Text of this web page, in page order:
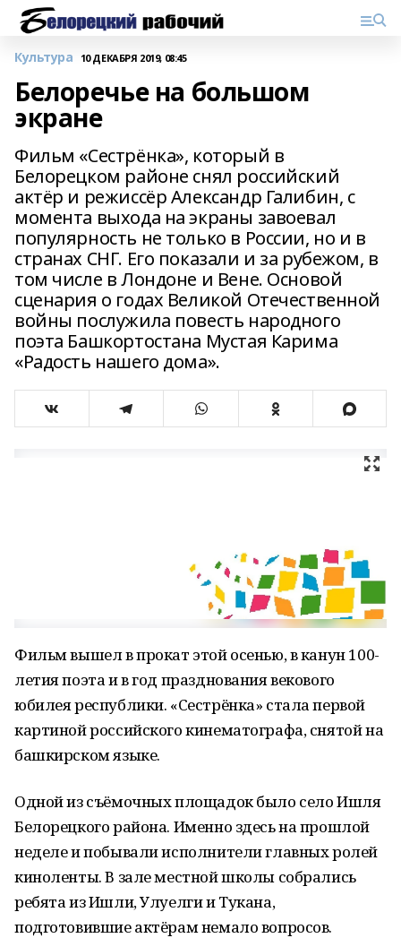
Культура 10 ДЕКАБРЯ 2019, 08:45
Белоречье на большом
экране
Фильм «Сестрёнка», который в
Белорецком районе снял российский
актёр и режиссёр Александр Галибин, с
момента выхода на экраны завоевал
популярность не только в России, но и в
странах СНГ. Его показали и за рубежом, в
том числе в Лондоне и Вене. Основой
сценария о годах Великой Отечественной
войны послужила повесть народного
поэта Башкортостана Мустая Карима
«Радость нашего дома».
Фильм вышел в прокат этой осенью, в канун 100-
летия поэта и в год празднования векового
юбилея республики. «Сестрёнка» стала первой
картиной российского кинематографа, снятой на
башкирском языке.
Одной из съёмочных площадок было село Ишля
Белорецкого района. Именно здесь на прошлой
неделе и побывали исполнители главных ролей
киноленты. В зале местной школы собрались
ребята из Ишли, Улуелги и Тукана,
подготовившие актёрам немало вопросов.